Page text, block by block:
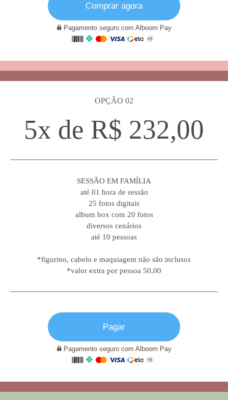
Comprar agora
Pagamento seguro com Alboom Pay
OPÇÃO 02
5x de R$ 232,00
SESSÃO EM FAMÍLIA
até 01 hora de sessão
25 fotos digitais
album box com 20 fotos
diversos cenários
até 10 pessoas
*figurino, cabelo e maquiagem não são inclusos
*valor extra por pessoa 50,00
Pagar
Pagamento seguro com Alboom Pay